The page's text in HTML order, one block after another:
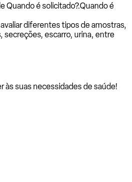
Quando é solicitado?.Quando é
diferentes tipos de amostras,
secreções, escarro, urina, entre
às suas necessidades de saúde!